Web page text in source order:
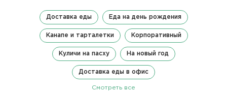
Доставка еды Еда на день рождения
Канапе и тарталетки Корпоративный
Куличи на пасху На новый год
Доставка еды в офис
Смотреть все